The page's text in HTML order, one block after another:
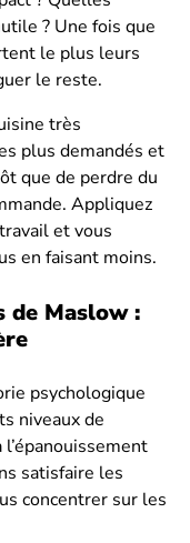
? Une fois que
le plus leurs
le reste.
très
plus demandés et
que de perdre du
Appliquez
et vous
en faisant moins.
de Maslow :
psychologique
niveaux de
satisfaire les
concentrer sur les